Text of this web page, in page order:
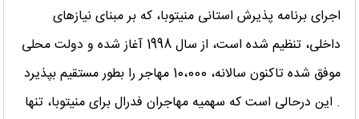
اجرای برنامه پذیرش استانی منیتوبا، که بر مبنای نیازهای
داخلی، تنظیم شده است، از سال 1998 آغاز شده و دولت محلی
موفق شده تاکنون سالانه، 10،000 مهاجر را بطور مستقیم بپذیرد
. این درحالی است که سهمیه مهاجران فدرال برای منیتوبا، تنها